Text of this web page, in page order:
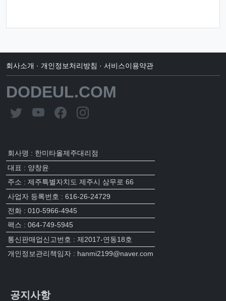
회사소개 · 개인정보처리방침 · 서비스이용약관
DODEUL.COM
회사명 : 한미타올제주대리점
대표 : 양창윤
주소 : 제주특별자치도 제주시 삼무로 66
사업자 등록번호 : 616-26-24729
전화 : 010-5966-4945
팩스 : 064-749-5945
통신판매업신고번호 : 제2017-연동18호
개인정보관리책임자 : hanmi2199@naver.com
공지사항